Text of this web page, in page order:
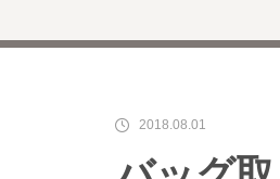
2018.08.01